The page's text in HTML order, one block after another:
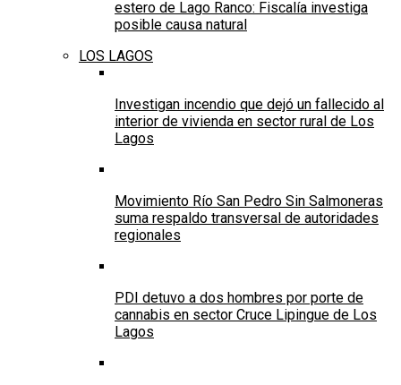
estero de Lago Ranco: Fiscalía investiga
posible causa natural
LOS LAGOS
Investigan incendio que dejó un fallecido al
interior de vivienda en sector rural de Los
Lagos
Movimiento Río San Pedro Sin Salmoneras
suma respaldo transversal de autoridades
regionales
PDI detuvo a dos hombres por porte de
cannabis en sector Cruce Lipingue de Los
Lagos